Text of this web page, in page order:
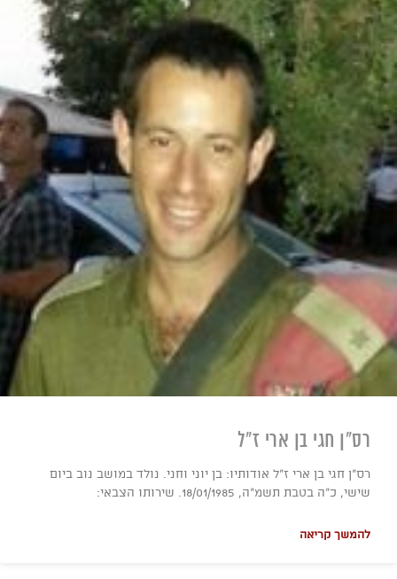
רס"ן חגי בן ארי ז"ל
רס"ן חגי בן ארי ז"ל אודותיו: בן יוני וחני. נולד במושב נוב ביום
שישי, כ"ה בטבת תשמ"ה, 18/01/1985. שירותו הצבאי:
להמשך קריאה